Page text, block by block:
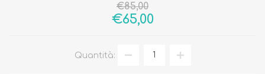
€85,00
€65,00
Quantità: